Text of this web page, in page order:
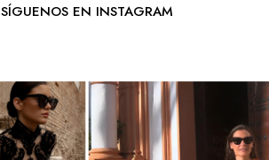
SÍGUENOS EN INSTAGRAM